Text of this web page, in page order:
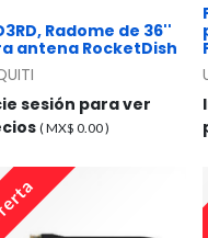
Radome de 36''
antena RocketDish
sesión para ver
( MX$ 0.00)